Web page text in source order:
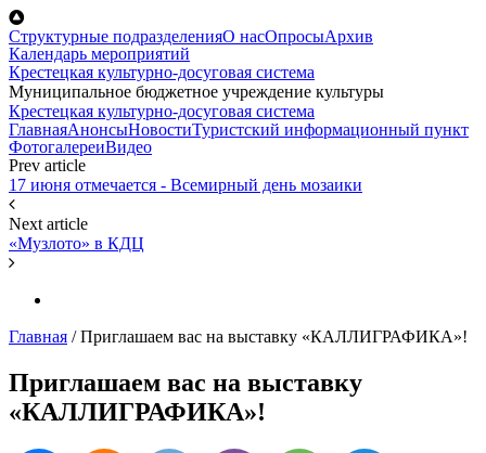
Перейти к основному содержанию
Структурные подразделенияО насОпросыАрхив
Календарь мероприятий
Крестецкая культурно-досуговая система
Муниципальное бюджетное учреждение культуры
Крестецкая культурно-досуговая система
ГлавнаяАнонсыНовостиТуристский информационный пункт
ФотогалереиВидео
Prev article
17 июня отмечается - Всемирный день мозаики
Next article
«Музлото» в КДЦ
Главная /Приглашаем вас на выставку «КАЛЛИГРАФИКА»!
Приглашаем вас на выставку
«КАЛЛИГРАФИКА»!